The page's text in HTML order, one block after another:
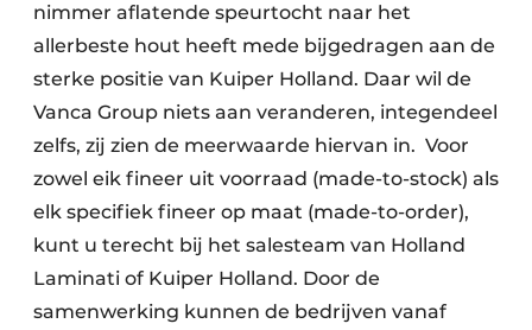
nimmer aflatende speurtocht naar het
allerbeste hout heeft mede bijgedragen aan de
sterke positie van Kuiper Holland. Daar wil de
Vanca Group niets aan veranderen, integendeel
zelfs, zij zien de meerwaarde hiervan in. Voor
zowel eik fineer uit voorraad (made-to-stock) als
elk specifiek fineer op maat (made-to-order),
kunt u terecht bij het salesteam van Holland
Laminati of Kuiper Holland. Door de
samenwerking kunnen de bedrijven vanaf